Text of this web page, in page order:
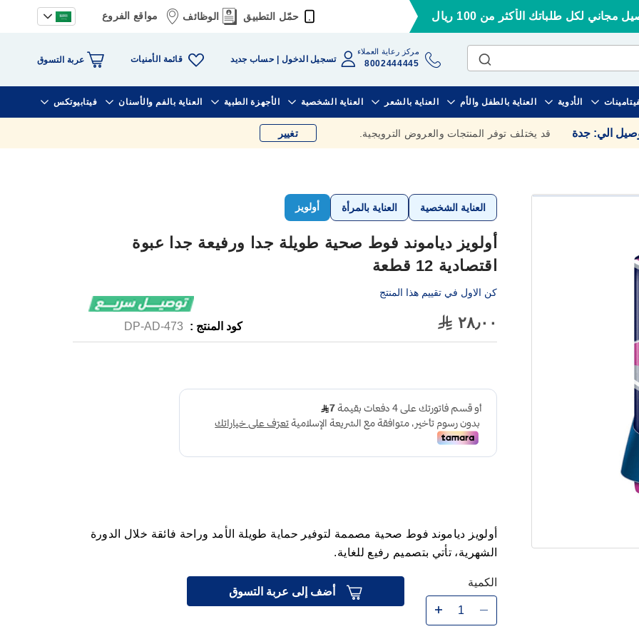
مجاني لكل طلباتك الأكثر من 100 ريال حمّل التطبيق الوظائف مواقع الفروع
مركز رعاية العملاء
8002444445 تسجيل الدخول حساب جديد قائمة الأمنيات عربة التسوق
الأدوية العناية بالطفل والأم العناية بالشعر العناية الشخصية الأجهزة الطبية العناية بالفم والأسنان فيتابيوتكس
الي: جدة قد يختلف توفر المنتجات والعروض الترويجية. تغيير
العناية الشخصية العناية بالمرأة أولويز
أولويز دياموند فوط صحية طويلة جدا ورفيعة جدا عبوة
اقتصادية 12 قطعة
كن الاول في تقييم هذا المنتج
٢٨٫٠٠ كود المنتج : DP-AD-473
أولويز دياموند فوط صحية مصممة لتوفير حماية طويلة الأمد وراحة فائقة خلال الدورة
الشهرية، تأتي بتصميم رفيع للغاية.
الكمية
أضف إلى عربة التسوق